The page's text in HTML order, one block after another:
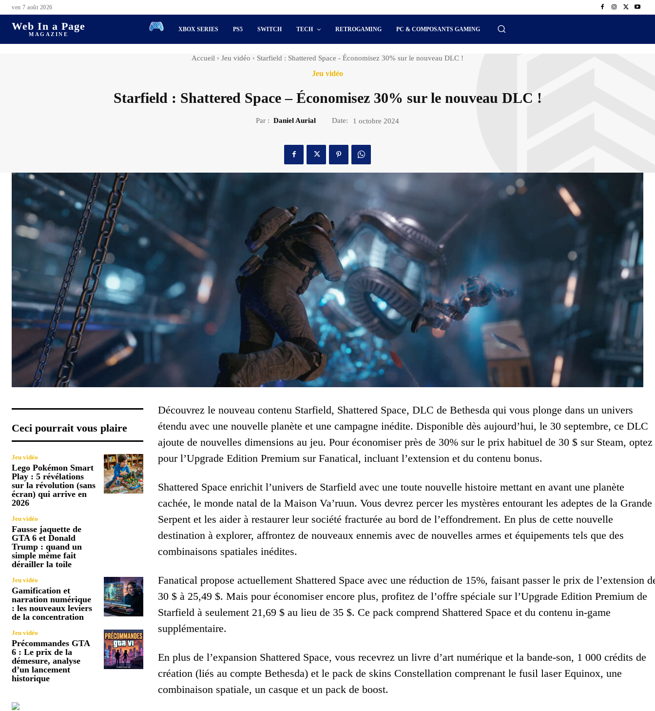
ven 7 août 2026
Web In a Page
MAGAZINE
XBOX SERIES PS5 SWITCH TECH RETROGAMING PC & COMPOSANTS GAMING
Accueil Jeu vidéo Starfield : Shattered Space - Économisez 30% sur le nouveau DLC !
Jeu vidéo
Starfield : Shattered Space – Économisez 30% sur le nouveau DLC !
Par : Daniel Aurial Date: 1 octobre 2024
Ceci pourrait vous plaire
Jeu vidéo
Lego Pokémon Smart
Play : 5 révélations
sur la révolution (sans
écran) qui arrive en
2026
Jeu vidéo
Fausse jaquette de
GTA 6 et Donald
Trump : quand un
simple mème fait
dérailler la toile
Jeu vidéo
Gamification et
narration numérique
: les nouveaux leviers
de la concentration
Jeu vidéo
Précommandes GTA
6 : Le prix de la
démesure, analyse
d’un lancement
historique
Découvrez le nouveau contenu Starfield, Shattered Space, DLC de Bethesda qui vous plonge dans un univers
étendu avec une nouvelle planète et une campagne inédite. Disponible dès aujourd’hui, le 30 septembre, ce DLC
ajoute de nouvelles dimensions au jeu. Pour économiser près de 30% sur le prix habituel de 30 $ sur Steam, optez
pour l’Upgrade Edition Premium sur Fanatical, incluant l’extension et du contenu bonus.
Shattered Space enrichit l’univers de Starfield avec une toute nouvelle histoire mettant en avant une planète
cachée, le monde natal de la Maison Va’ruun. Vous devrez percer les mystères entourant les adeptes de la Grande
Serpent et les aider à restaurer leur société fracturée au bord de l’effondrement. En plus de cette nouvelle
destination à explorer, affrontez de nouveaux ennemis avec de nouvelles armes et équipements tels que des
combinaisons spatiales inédites.
Fanatical propose actuellement Shattered Space avec une réduction de 15%, faisant passer le prix de l’extension
30 $ à 25,49 $. Mais pour économiser encore plus, profitez de l’offre spéciale sur l’Upgrade Edition Premium de
Starfield à seulement 21,69 $ au lieu de 35 $. Ce pack comprend Shattered Space et du contenu in-game
supplémentaire.
En plus de l’expansion Shattered Space, vous recevrez un livre d’art numérique et la bande-son, 1 000 crédits de
création (liés au compte Bethesda) et le pack de skins Constellation comprenant le fusil laser Equinox, une
combinaison spatiale, un casque et un pack de boost.